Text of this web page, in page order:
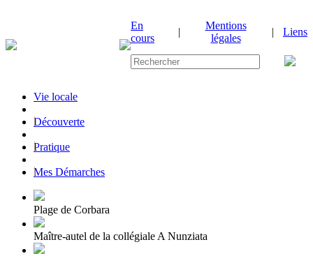
En
cours
|
Mentions
légales
| Liens
Vie locale
|Découverte
|Pratique
|Mes Démarches
Plage de Corbara
Maître-autel de la collégiale A Nunziata